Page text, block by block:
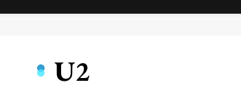
U2